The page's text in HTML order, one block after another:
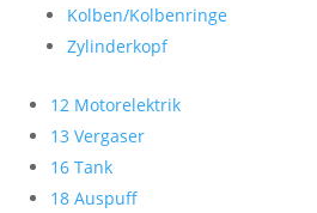
Kolben/Kolbenringe
Zylinderkopf
12 Motorelektrik
13 Vergaser
16 Tank
18 Auspuff